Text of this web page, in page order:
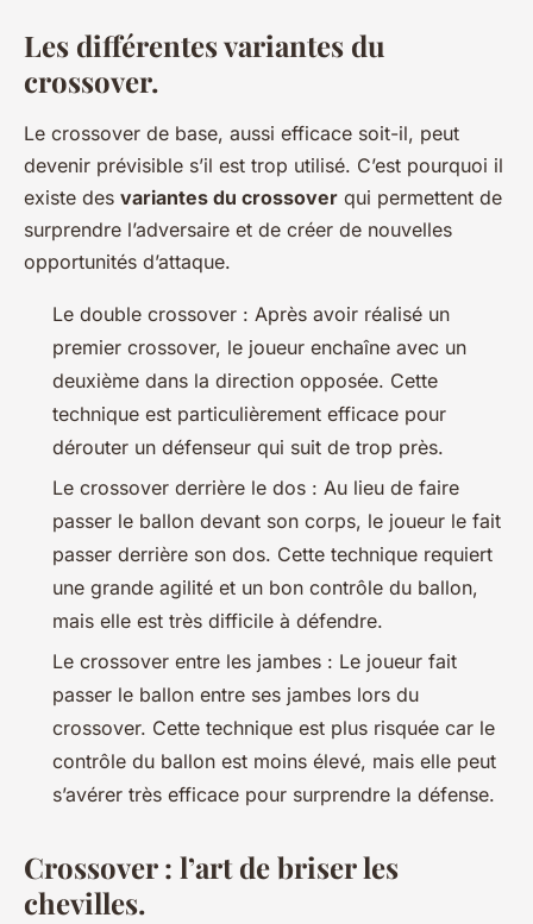
Les différentes variantes du
crossover.
Le crossover de base, aussi efficace soit-il, peut
devenir prévisible s’il est trop utilisé. C’est pourquoi il
existe des variantes du crossover qui permettent de
surprendre l’adversaire et de créer de nouvelles
opportunités d’attaque.
Le double crossover : Après avoir réalisé un
premier crossover, le joueur enchaîne avec un
deuxième dans la direction opposée. Cette
technique est particulièrement efficace pour
dérouter un défenseur qui suit de trop près.
Le crossover derrière le dos : Au lieu de faire
passer le ballon devant son corps, le joueur le fait
passer derrière son dos. Cette technique requiert
une grande agilité et un bon contrôle du ballon,
mais elle est très difficile à défendre.
Le crossover entre les jambes : Le joueur fait
passer le ballon entre ses jambes lors du
crossover. Cette technique est plus risquée car le
contrôle du ballon est moins élevé, mais elle peut
s’avérer très efficace pour surprendre la défense.
Crossover : l’art de briser les
chevilles.